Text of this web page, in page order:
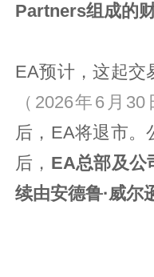
Partners组成的
EA预计，这起交
（2026年6月30
后，EA将退市。
后， EA总部及公
续由安德鲁·威尔